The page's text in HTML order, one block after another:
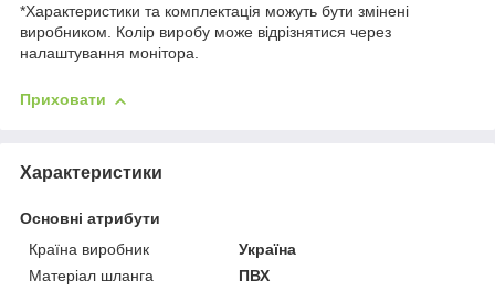
*Характеристики та комплектація можуть бути змінені
виробником. Колір виробу може відрізнятися через
налаштування монітора.
Приховати
Характеристики
Основні атрибути
Країна виробник
Україна
Матеріал шланга
ПВХ